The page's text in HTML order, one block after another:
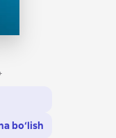
bo‘lish